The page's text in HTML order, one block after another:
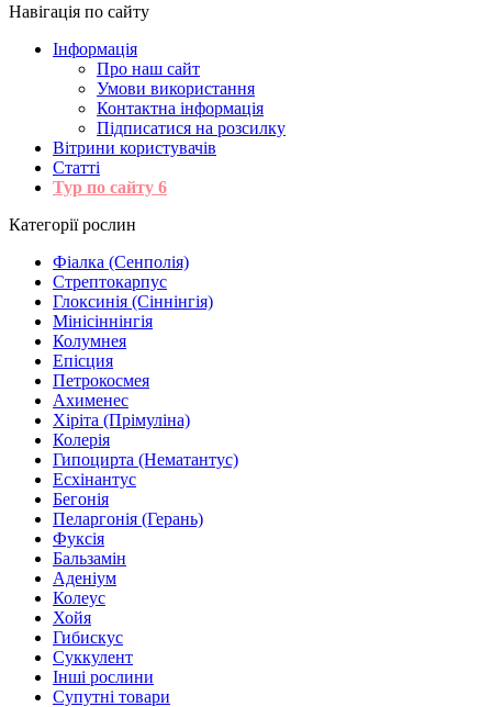
Навігація по сайту
Інформація
Про наш сайт
Умови використання
Контактна інформація
Підписатися на розсилку
Вітрини користувачів
Статті
Тур по сайту 6
Категорії рослин
Фіалка (Сенполія)
Стрептокарпус
Глоксинія (Сіннінгія)
Мінісіннінгія
Колумнея
Епісция
Петрокосмея
Ахименес
Хіріта (Прімуліна)
Колерія
Гипоцирта (Нематантус)
Есхінантус
Бегонія
Пеларгонія (Герань)
Фуксія
Бальзамін
Аденіум
Колеус
Хойя
Гибискус
Суккулент
Інші рослини
Супутні товари